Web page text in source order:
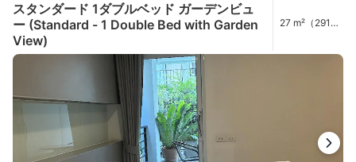
スタンダード 1ダブルベッド ガーデンビュ
ー (Standard - 1 Double Bed with Garden
View)
27 m²（291